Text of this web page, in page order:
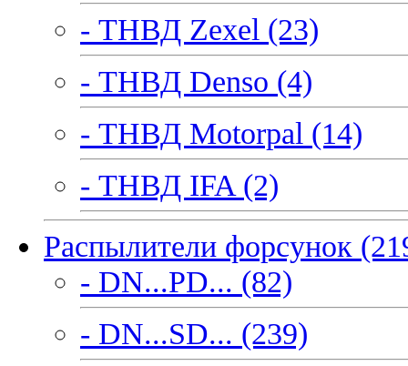
- ТНВД Zexel (23)
- ТНВД Denso (4)
- ТНВД Motorpal (14)
- ТНВД IFA (2)
Распылители форсунок
- DN...PD... (82)
- DN...SD... (239)